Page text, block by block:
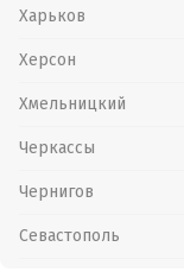
Харьков
Херсон
Хмельницкий
Черкассы
Чернигов
Севастополь